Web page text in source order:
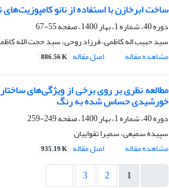
ساخت ابرخازن با استفاده از نانو
دوره 40، شماره 1، بهار 1400، صفحه
55-67
سید حبیب اله کاظمی، فرزاد روحی، سید حجت الله
مشاهده مقاله
اصل مقاله 886.56 K
خورشیدی حساس شده به رنگ
دوره 40، شماره 1، بهار 1400، صفحه
249-259
سپیده سمیعی، سمیرا تقواییان
مشاهده مقاله
اصل مقاله 935.19 K
1
2
3